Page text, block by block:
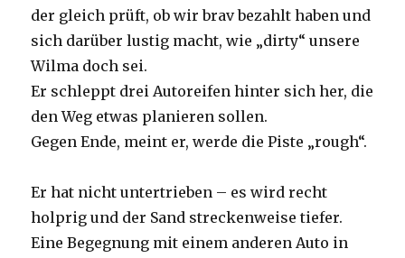
der gleich prüft, ob wir brav bezahlt haben und
sich darüber lustig macht, wie „dirty“ unsere
Wilma doch sei.
Er schleppt drei Autoreifen hinter sich her, die
den Weg etwas planieren sollen.
Gegen Ende, meint er, werde die Piste „rough“.
Er hat nicht untertrieben – es wird recht
holprig und der Sand streckenweise tiefer.
Eine Begegnung mit einem anderen Auto in